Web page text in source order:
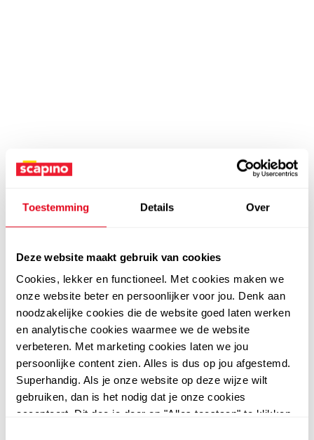
Toestemming Details Over
Deze website maakt gebruik van cookies
Cookies, lekker en functioneel. Met cookies maken we
onze website beter en persoonlijker voor jou. Denk aan
noodzakelijke cookies die de website goed laten werken
en analytische cookies waarmee we de website
verbeteren. Met marketing cookies laten we jou
persoonlijke content zien. Alles is dus op jou afgestemd.
Superhandig. Als je onze website op deze wijze wilt
gebruiken, dan is het nodig dat je onze cookies
accepteert. Dit doe je door op "Alles toestaan" te klikken.